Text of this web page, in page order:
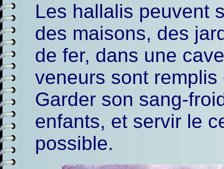
Les hallalis peuvent
des maisons, des
de fer, dans une
veneurs sont
Garder son sang-
enfants, et servir le
possible.